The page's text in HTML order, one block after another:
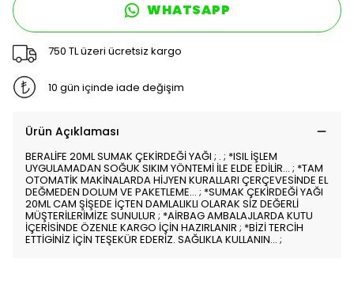
WHATSAPP
750 TL üzeri ücretsiz kargo
10 gün içinde iade değişim
Ürün Açıklaması
BERALİFE 20ML SUMAK ÇEKİRDEĞİ YAĞI ; . ; *ISIL İŞLEM
UYGULAMADAN SOĞUK SIKIM YÖNTEMİ İLE ELDE EDİLİR... ; *TAM
OTOMATİK MAKİNALARDA HİJYEN KURALLARI ÇERÇEVESİNDE EL
DEĞMEDEN DOLUM VE PAKETLEME... ; *SUMAK ÇEKİRDEĞİ YAĞI
20ML CAM ŞİŞEDE İÇTEN DAMLALIKLI OLARAK SİZ DEĞERLİ
MÜŞTERİLERİMİZE SUNULUR ; *AİRBAG AMBALAJLARDA KUTU
İÇERİSİNDE ÖZENLE KARGO İÇİN HAZIRLANIR ; *BİZİ TERCİH
ETTİGİNİZ İÇİN TEŞEKÜR EDERİZ. SAĞLIKLA KULLANIN... ;